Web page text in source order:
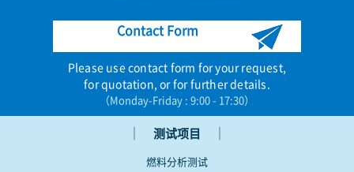
Contact Form
Please use contact form for your request,
for quotation, or for further details.
（Monday-Friday : 9:00 - 17:30）
测试项目
燃料分析测试